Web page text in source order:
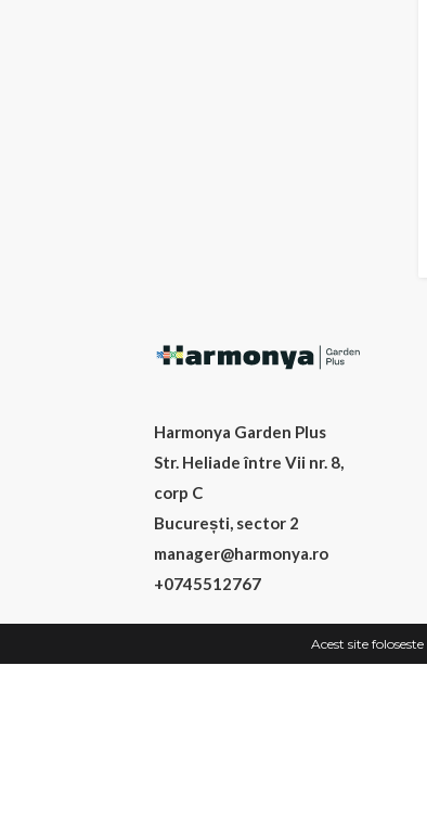
Harmonya Garden Plus
Str. Heliade între Vii nr. 8,
corp C
București, sector 2
manager@harmonya.ro
+0745512767
Acest site foloseste